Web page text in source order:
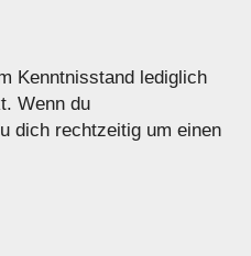
Kenntnisstand lediglich
Wenn du
dich rechtzeitig um einen